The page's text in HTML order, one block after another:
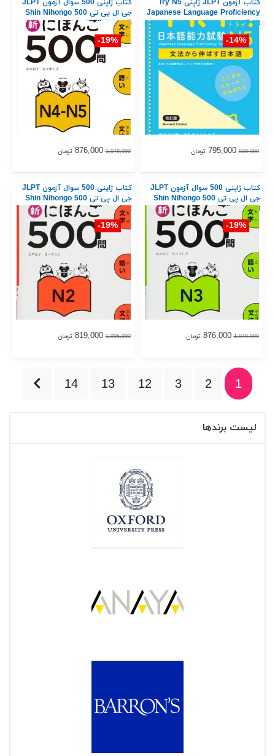
کتاب آزمون JLPT ژاپنی Try N5
Japanese Language Proficiency
Test
14%-
928,000
795,000 تومان
کتاب ژاپنی 500 سوال آزمون JLPT
جی ال پی تی Shin Nihongo 500
Mon JLPT N4 - N5
19%-
1,078,000
876,000 تومان
کتاب ژاپنی 500 سوال آزمون JLPT
جی ال پی تی Shin Nihongo 500
Mon JLPT N3
19%-
1,078,000
876,000 تومان
کتاب ژاپنی 500 سوال آزمون JLPT
جی ال پی تی Shin Nihongo 500
Mon JLPT N2
19%-
1,005,000
819,000 تومان
1
2
3
12
13
14
لیست برندها